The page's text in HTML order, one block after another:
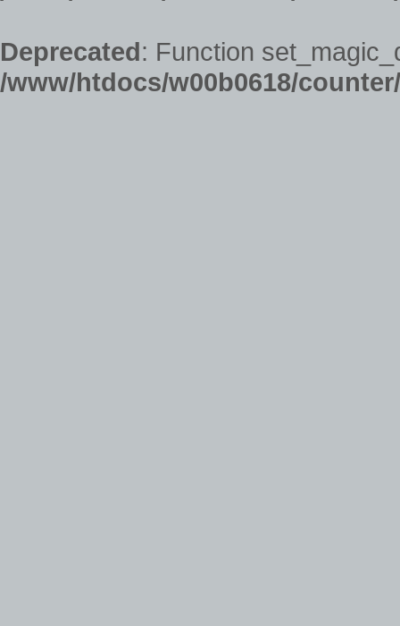
Deprecated: Function
/www/htdocs/w00b0618/